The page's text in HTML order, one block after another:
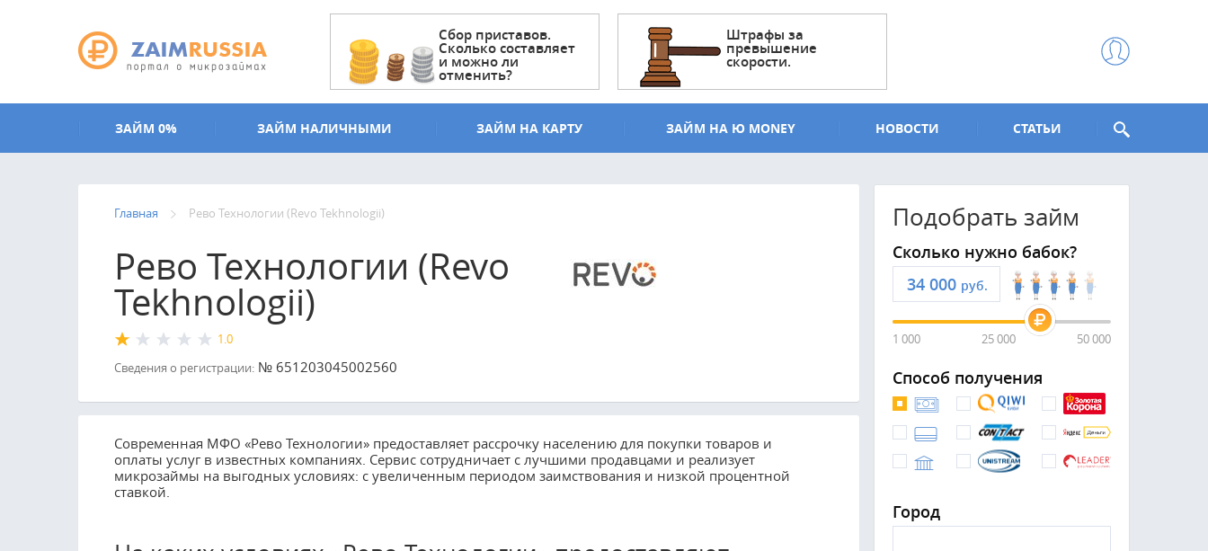
Сбор приставов.
Сколько составляет
и можно ли
отменить?
Штрафы за
превышение
скорости.
ЗАЙМ 0% ЗАЙМ НАЛИЧНЫМИ ЗАЙМ НА КАРТУ ЗАЙМ НА Ю MONEY НОВОСТИ СТАТЬИ
Главная Рево Технологии (Revo Tekhnologii)
Рево Технологии (Revo
Tekhnologii)
1.0
Сведения о регистрации: № 651203045002560
Современная МФО «Рево Технологии» предоставляет рассрочку населению для покупки товаров и
оплаты услуг в известных компаниях. Сервис сотрудничает с лучшими продавцами и реализует
микрозаймы на выгодных условиях: с увеличенным периодом заимствования и низкой процентной
ставкой.
Подобрать займ
Сколько нужно бабок?
руб.
1 000 25 000 50 000
Способ получения
Город